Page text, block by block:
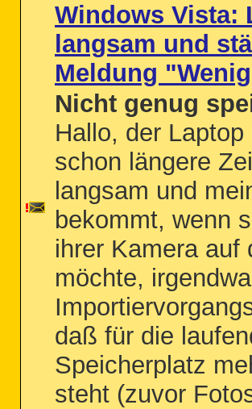
Windows Vista:
langsam und
Meldung
Nicht genug
Hallo, der
schon längere
langsam und
bekommt, wenn
ihrer Kamera auf
möchte,
daß für die
Speicherplatz
steht (zuvor